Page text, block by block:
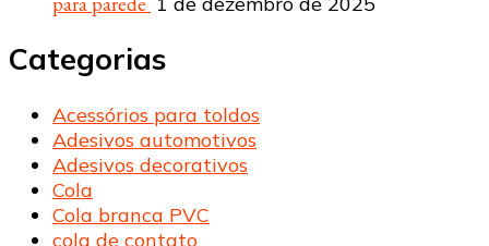
Categorias
Acessórios para toldos
Adesivos automotivos
Adesivos decorativos
Cola
Cola branca PVC
cola de contato